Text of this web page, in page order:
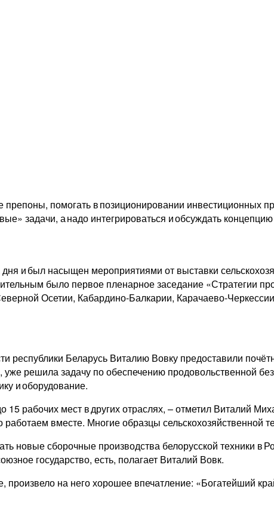
помогать в позиционировании инвестиционных
задачи, а надо интегрироваться и обсуждать
и был насыщен мероприятиями от выставки
было первое пленарное заседание «Стратегии
Осетии, Кабардино-Балкарии, Карачаево-
Беларусь Виталию Вовку предоставили
уже решила задачу по обеспечению продовольственной
и оборудование.
рабочих мест в других отраслях, – отметил Виталий
вместе. Многие образцы сельскохозяйственной
новые сборочные производства белорусской техники в
государство, есть, полагает Виталий Вовк.
на него хорошее впечатление: «Богатейший